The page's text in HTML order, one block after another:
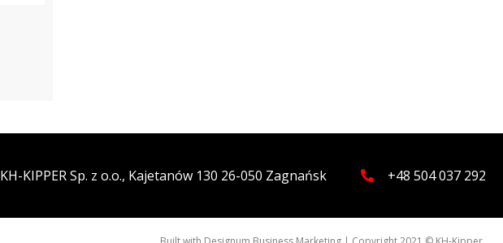
KH-KIPPER Sp. z o.o., Kajetanów 130 26-050 Zagnańsk +48 504 037 292